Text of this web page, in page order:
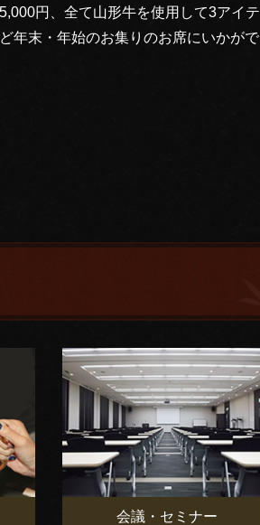
円、全て山形牛を使用して3アイテ
年末・年始のお集りのお席にいかがで
会議・セミナー